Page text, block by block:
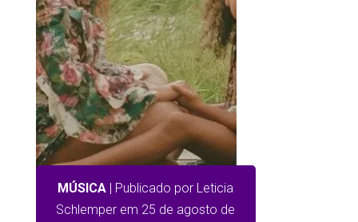
MÚSICA | Publicado por Leticia
Schlemper em 25 de agosto de